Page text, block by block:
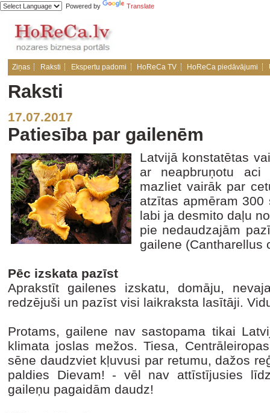
Powered by Translate
Ziņas Raksti Ekspertu padomi HoReCa TV HoReCa piedāvājumi
Raksti
17.07.2017
Patiesība par gailenēm
Latvijā konstatētas
ar neapbruņotu
mazliet vairāk par
atzītas apmēram
labi ja desmito daļu
pie nedaudzajām
gailene (Cantharellus
Pēc izskata pazīst
Aprakstīt gailenes izskatu, domāju,
redzējuši un pazīst visi laikraksta lasītāji.
Protams, gailene nav sastopama tikai
klimata joslas mežos. Tiesa,
sēne daudzviet kļuvusi par retumu, dažos
paldies Dievam! - vēl nav attīstījusies
gaileņu pagaidām daudz!